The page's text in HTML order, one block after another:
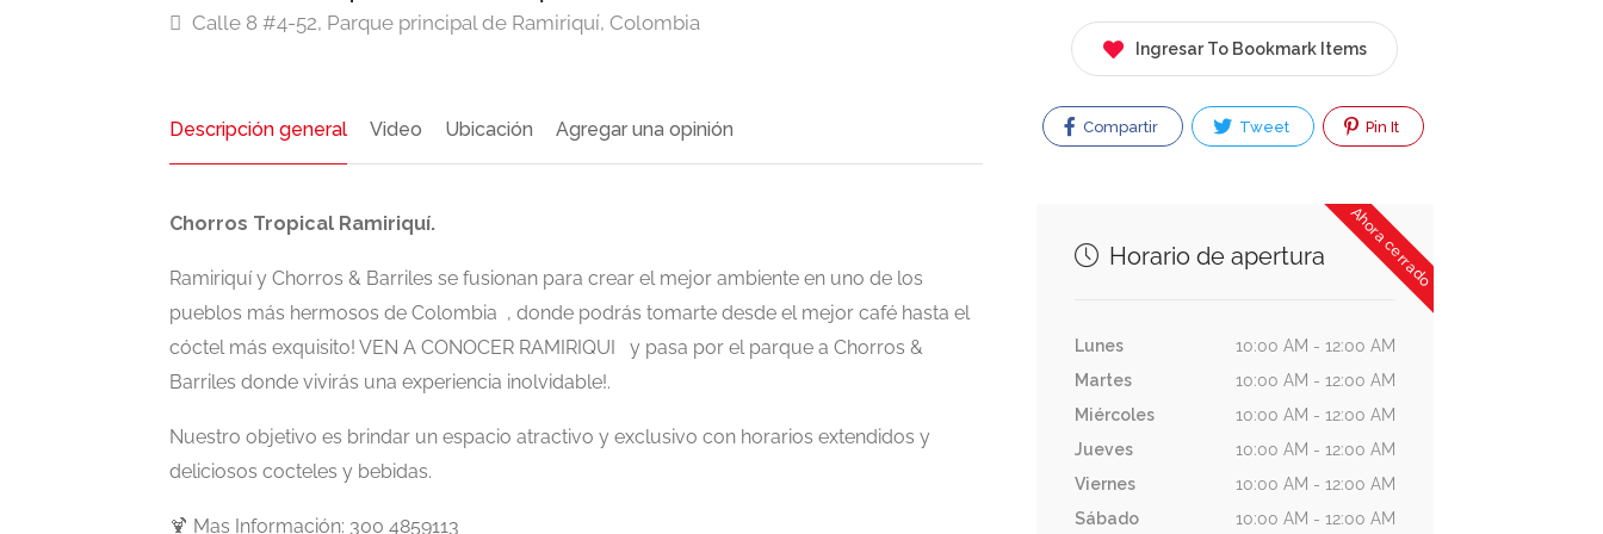
Calle 8 #4-52, Parque principal de Ramiriquí, Colombia
Descripción general Video Ubicación Agregar una opinión
Chorros Tropical Ramiriquí.
Ramiriquí y Chorros & Barriles se fusionan para crear el mejor ambiente en uno de los
pueblos más hermosos de Colombia , donde podrás tomarte desde el mejor café hasta el
cóctel más exquisito! VEN A CONOCER RAMIRIQUI y pasa por el parque a Chorros &
Barriles donde vivirás una experiencia inolvidable!.
Nuestro objetivo es brindar un espacio atractivo y exclusivo con horarios extendidos y
deliciosos cocteles y bebidas.
🍹 Mas Información: 300 4859113
Ingresar To Bookmark Items
Compartir Tweet Pin It
Ahora cerrado
Horario de apertura
Lunes
10:00 AM - 12:00 AM
Martes
10:00 AM - 12:00 AM
Miércoles
10:00 AM - 12:00 AM
Jueves
10:00 AM - 12:00 AM
Viernes
10:00 AM - 12:00 AM
Sábado
10:00 AM - 12:00 AM